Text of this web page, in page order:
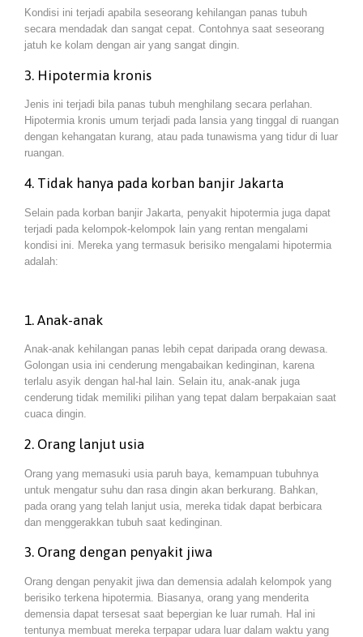
Kondisi ini terjadi apabila seseorang kehilangan panas tubuh
secara mendadak dan sangat cepat. Contohnya saat seseorang
jatuh ke kolam dengan air yang sangat dingin.
3. Hipotermia kronis
Jenis ini terjadi bila panas tubuh menghilang secara perlahan.
Hipotermia kronis umum terjadi pada lansia yang tinggal di ruangan
dengan kehangatan kurang, atau pada tunawisma yang tidur di luar
ruangan.
4. Tidak hanya pada korban banjir Jakarta
Selain pada korban banjir Jakarta, penyakit hipotermia juga dapat
terjadi pada kelompok-kelompok lain yang rentan mengalami
kondisi ini. Mereka yang termasuk berisiko mengalami hipotermia
adalah:
1. Anak-anak
Anak-anak kehilangan panas lebih cepat daripada orang dewasa.
Golongan usia ini cenderung mengabaikan kedinginan, karena
terlalu asyik dengan hal-hal lain. Selain itu, anak-anak juga
cenderung tidak memiliki pilihan yang tepat dalam berpakaian saat
cuaca dingin.
2. Orang lanjut usia
Orang yang memasuki usia paruh baya, kemampuan tubuhnya
untuk mengatur suhu dan rasa dingin akan berkurang. Bahkan,
pada orang yang telah lanjut usia, mereka tidak dapat berbicara
dan menggerakkan tubuh saat kedinginan.
3. Orang dengan penyakit jiwa
Orang dengan penyakit jiwa dan demensia adalah kelompok yang
berisiko terkena hipotermia. Biasanya, orang yang menderita
demensia dapat tersesat saat bepergian ke luar rumah. Hal ini
tentunya membuat mereka terpapar udara luar dalam waktu yang